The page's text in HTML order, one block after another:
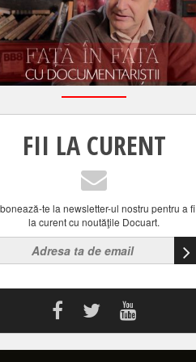
FII LA CURENT
te la newsletter-ul nostru pentru a fi
la curent cu noutăţile Docuart.